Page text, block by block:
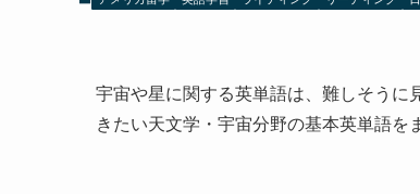
宇宙や星に関する英単語は、難しそうに
きたい天文学・宇宙分野の基本英単語を